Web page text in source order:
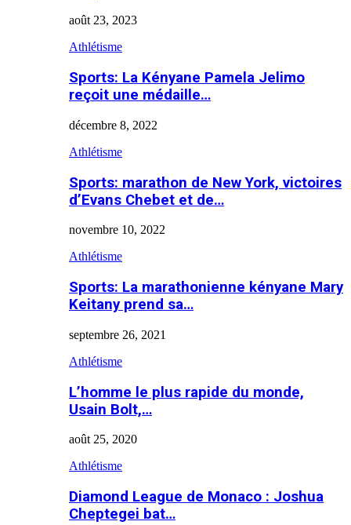
août 23, 2023
Athlétisme
Sports: La Kényane Pamela Jelimo
reçoit une médaille…
décembre 8, 2022
Athlétisme
Sports: marathon de New York, victoires
d’Evans Chebet et de…
novembre 10, 2022
Athlétisme
Sports: La marathonienne kényane Mary
Keitany prend sa…
septembre 26, 2021
Athlétisme
L’homme le plus rapide du monde,
Usain Bolt,…
août 25, 2020
Athlétisme
Diamond League de Monaco : Joshua
Cheptegei bat…